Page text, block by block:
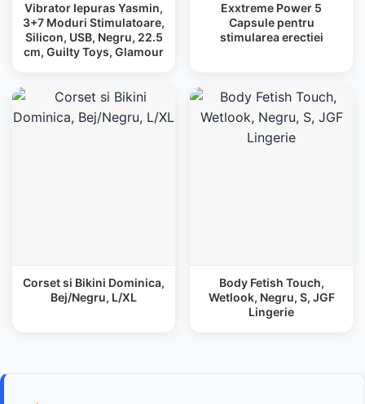
Vibrator Iepuras Yasmin,
3+7 Moduri Stimulatoare,
Silicon, USB, Negru, 22.5
cm, Guilty Toys, Glamour
Exxtreme Power 5
Capsule pentru
stimularea erectiei
Corset si Bikini Dominica,
Bej/Negru, L/XL
Body Fetish Touch,
Wetlook, Negru, S, JGF
Lingerie